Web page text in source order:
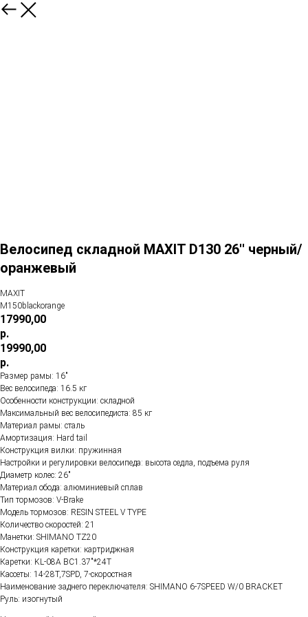
Велосипед складной MAXIT D130 26'' черный/
оранжевый
MAXIT
M150blackorange
17990,00
р.
19990,00
р.
Размер рамы: 16"
Вес велосипеда: 16.5 кг
Особенности конструкции: складной
Максимальный вес велосипедиста: 85 кг
Материал рамы: сталь
Амортизация: Hard tail
Конструкция вилки: пружинная
Настройки и регулировки велосипеда: высота седла, подъема руля
Диаметр колес: 26"
Материал обода: алюминиевый сплав
Тип тормозов: V-Brake
Модель тормозов: RESIN STEEL V TYPE
Количество скоростей: 21
Манетки: SHIMANO TZ20
Конструкция каретки: картриджная
Каретки: KL-08A BC1.37"*24T
Кассеты: 14-28T,7SPD, 7-скоростная
Наименование заднего переключателя: SHIMANO 6-7SPEED W/0 BRACKET
Руль: изогнутый